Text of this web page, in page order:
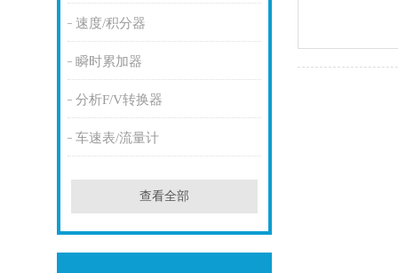
速度/积分器
瞬时累加器
分析F/V转换器
车速表/流量计
查看全部